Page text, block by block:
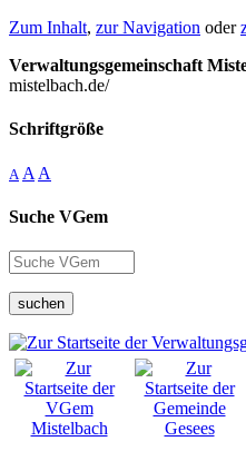
Zum Inhalt, zur Navigation oder
Verwaltungsgemeinschaft
mistelbach.de/
Schriftgröße
A A A
Suche VGem
suchen